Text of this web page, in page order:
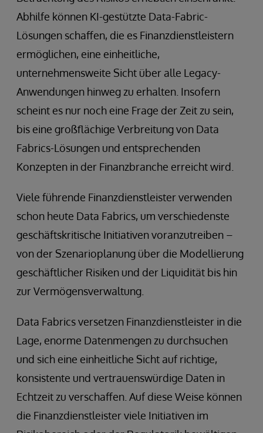
Abhilfe können KI-gestützte Data-Fabric-
Lösungen schaffen, die es Finanzdienstleistern
ermöglichen, eine einheitliche,
unternehmensweite Sicht über alle Legacy-
Anwendungen hinweg zu erhalten. Insofern
scheint es nur noch eine Frage der Zeit zu sein,
bis eine großflächige Verbreitung von Data
Fabrics-Lösungen und entsprechenden
Konzepten in der Finanzbranche erreicht wird.
Viele führende Finanzdienstleister verwenden
schon heute Data Fabrics, um verschiedenste
geschäftskritische Initiativen voranzutreiben –
von der Szenarioplanung über die Modellierung
geschäftlicher Risiken und der Liquidität bis hin
zur Vermögensverwaltung.
Data Fabrics versetzen Finanzdienstleister in die
Lage, enorme Datenmengen zu durchsuchen
und sich eine einheitliche Sicht auf richtige,
konsistente und vertrauenswürdige Daten in
Echtzeit zu verschaffen. Auf diese Weise können
die Finanzdienstleister viele Initiativen im